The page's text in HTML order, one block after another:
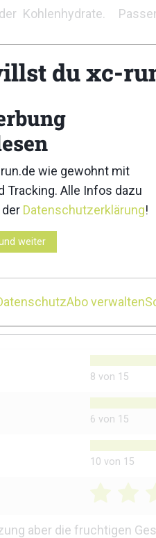
Kohlenhydrate.
Squeezy
Energy Gel
33 ml liefern 21,5 g KH
8 von 15
6 von 15
10 von 15
aber die fruchtigen
du xc-
wie gewohnt mit
Tracking. Alle Infos dazu
Datenschutzerklärung!
weiter
Abo verwalten